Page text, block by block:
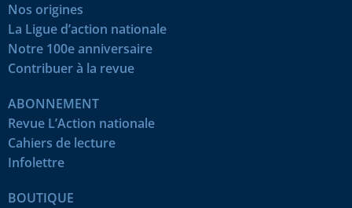
Nos origines
La Ligue d’action nationale
Notre 100e anniversaire
Contribuer à la revue
ABONNEMENT
Revue L’Action nationale
Cahiers de lecture
Infolettre
BOUTIQUE